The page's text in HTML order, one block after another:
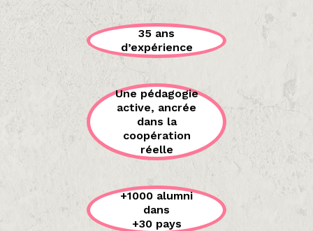
35 ans
d’expérience
Une pédagogie
active, ancrée
dans la
coopération
réelle
+1000 alumni
dans
+30 pays